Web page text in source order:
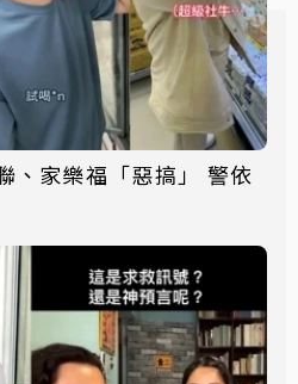
、家樂福「惡搞」 警依